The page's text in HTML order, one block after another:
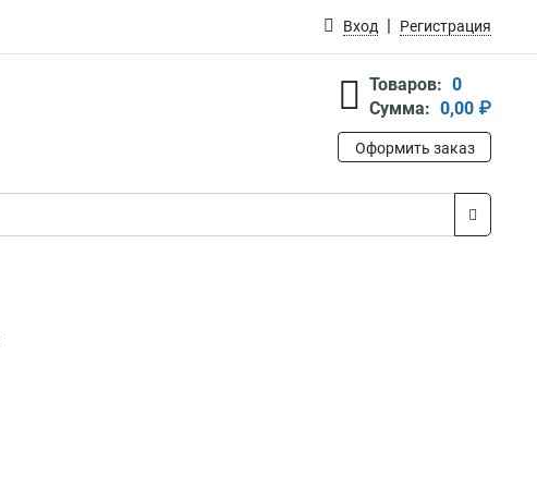
Вход Регистрация
Товаров: 0
Сумма: 0,00 ₽
Оформить заказ